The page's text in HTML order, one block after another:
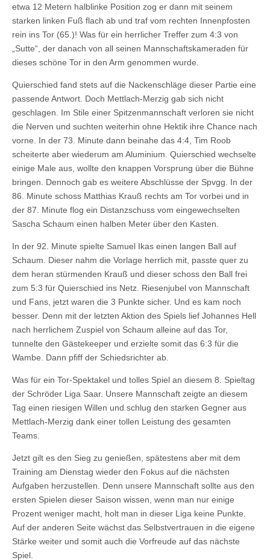
etwa 12 Metern halblinke Position zog er dann mit seinem
starken linken Fuß flach ab und traf vom rechten Innenpfosten
rein ins Tor (65.)! Was für ein herrlicher Treffer zum 4:3 von
„Sutte“, der danach von all seinen Mannschaftskameraden für
dieses schöne Tor in den Arm genommen wurde.
Quierschied fand stets auf die Nackenschläge dieser Partie eine
passende Antwort. Doch Mettlach-Merzig gab sich nicht
geschlagen. Im Stile einer Spitzenmannschaft verloren sie nicht
die Nerven und suchten weiterhin ohne Hektik ihre Chance nach
vorne. In der 73. Minute dann beinahe das 4:4, Tim Roob
scheiterte aber wiederum am Aluminium. Quierschied wechselte
einige Male aus, wollte den knappen Vorsprung über die Bühne
bringen. Dennoch gab es weitere Abschlüsse der Spvgg. In der
86. Minute schoss Matthias Krauß rechts am Tor vorbei und in
der 87. Minute flog ein Distanzschuss vom eingewechselten
Sascha Schaum einen halben Meter über den Kasten.
In der 92. Minute spielte Samuel Ikas einen langen Ball auf
Schaum. Dieser nahm die Vorlage herrlich mit, passte quer zu
dem heran stürmenden Krauß und dieser schoss den Ball frei
zum 5:3 für Quierschied ins Netz. Riesenjubel von Mannschaft
und Fans, jetzt waren die 3 Punkte sicher. Und es kam noch
besser. Denn mit der letzten Aktion des Spiels lief Johannes Hell
nach herrlichem Zuspiel von Schaum alleine auf das Tor,
tunnelte den Gästekeeper und erzielte somit das 6:3 für die
Wambe. Dann pfiff der Schiedsrichter ab.
Was für ein Tor-Spektakel und tolles Spiel an diesem 8. Spieltag
der Schröder Liga Saar. Unsere Mannschaft zeigte an diesem
Tag einen riesigen Willen und schlug den starken Gegner aus
Mettlach-Merzig dank einer tollen Leistung des gesamten
Teams.
Jetzt gilt es den Sieg zu genießen, spätestens aber mit dem
Training am Dienstag wieder den Fokus auf die nächsten
Aufgaben herzustellen. Denn unsere Mannschaft sollte aus den
ersten Spielen dieser Saison wissen, wenn man nur einige
Prozent weniger macht, holt man in dieser Liga keine Punkte.
Auf der anderen Seite wächst das Selbstvertrauen in die eigene
Stärke weiter und somit auch die Vorfreude auf das nächste
Spiel.